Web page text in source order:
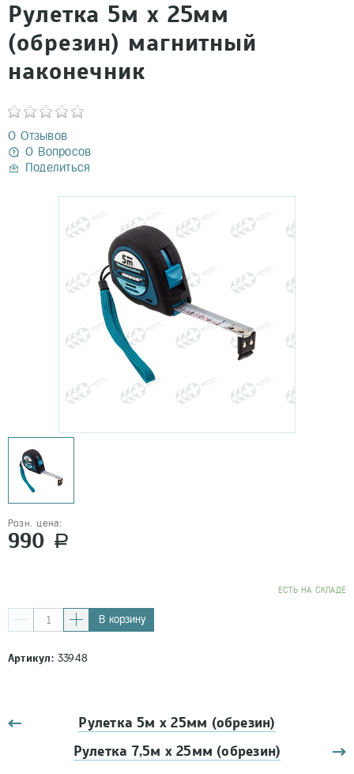
Рулетка 5м х 25мм
(обрезин) магнитный
наконечник
0 Отзывов
0 Вопросов
Поделиться
Розн. цена:
990 a
EСТЬ НА СКЛАДЕ
В корзину
Артикул:33948
Рулетка 5м х 25мм (обрезин)
Рулетка 7,5м х 25мм (обрезин)